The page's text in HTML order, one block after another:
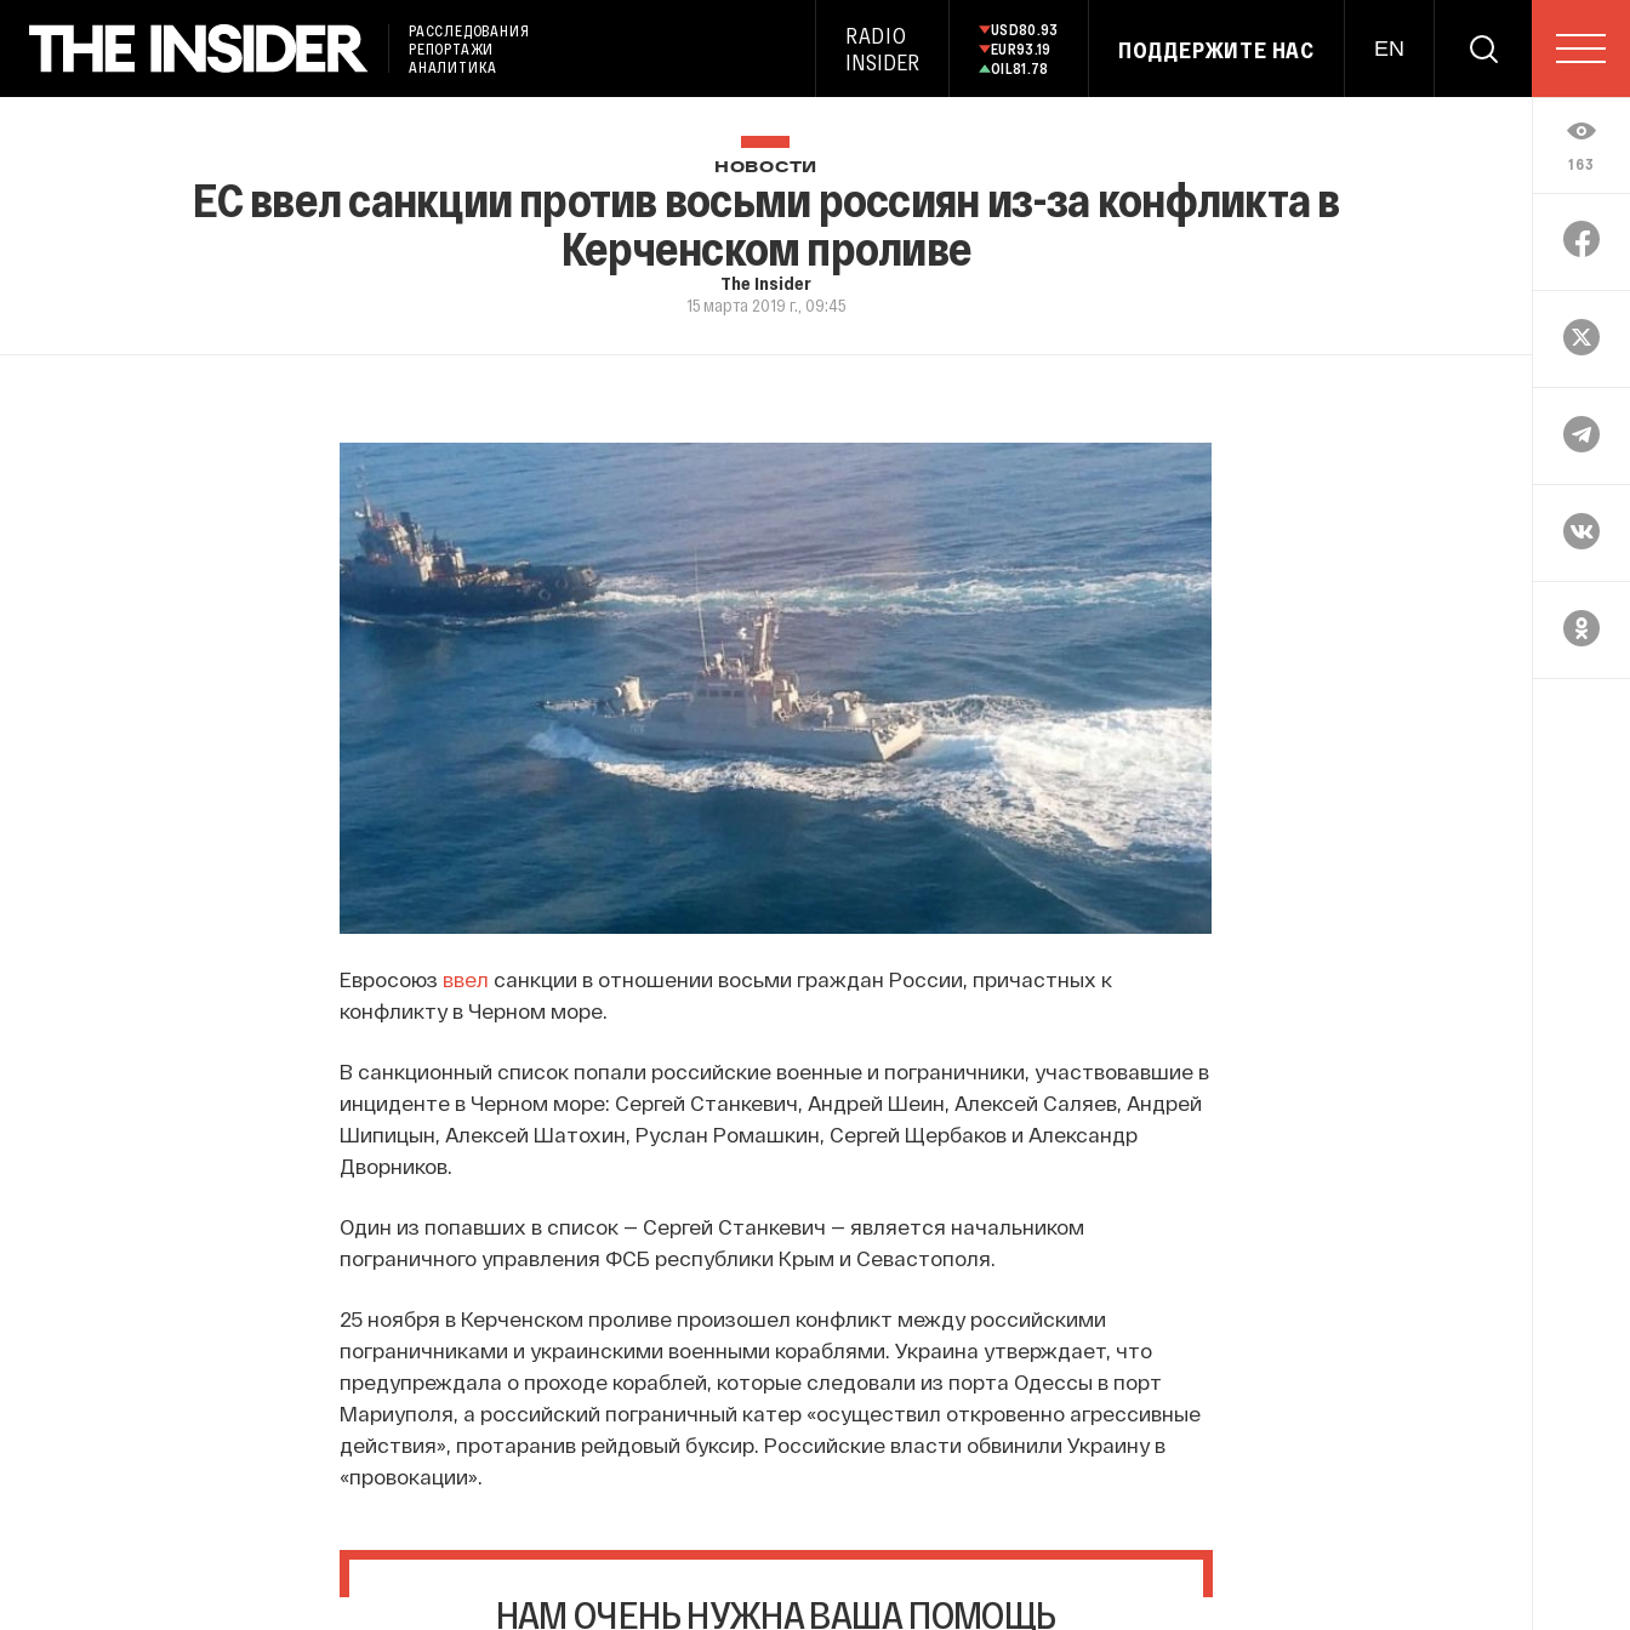
РАССЛЕДОВАНИЯ
РЕПОРТАЖИ
АНАЛИТИКА
RADIO
INSIDER
USD80.93
EUR93.19
OIL81.78
ПОДДЕРЖИТЕ НАС EN
163
НОВОСТИ
ЕС ввел санкции против восьми россиян из-за конфликта в
Керченском проливе
The Insider
15 марта 2019 г., 09:45
Евросоюз ввел санкции в отношении восьми граждан России, причастных к
конфликту в Черном море.
В санкционный список попали российские военные и пограничники, участвовавшие в
инциденте в Черном море: Сергей Станкевич, Андрей Шеин, Алексей Саляев, Андрей
Шипицын, Алексей Шатохин, Руслан Ромашкин, Сергей Щербаков и Александр
Дворников.
Один из попавших в список — Сергей Станкевич — является начальником
пограничного управления ФСБ республики Крым и Севастополя.
25 ноября в Керченском проливе произошел конфликт между российскими
пограничниками и украинскими военными кораблями. Украина утверждает, что
предупреждала о проходе кораблей, которые следовали из порта Одессы в порт
Мариуполя, а российский пограничный катер «осуществил откровенно агрессивные
действия», протаранив рейдовый буксир. Российские власти обвинили Украину в
«провокации».
НАМ ОЧЕНЬ НУЖНА ВАША ПОМОЩЬ